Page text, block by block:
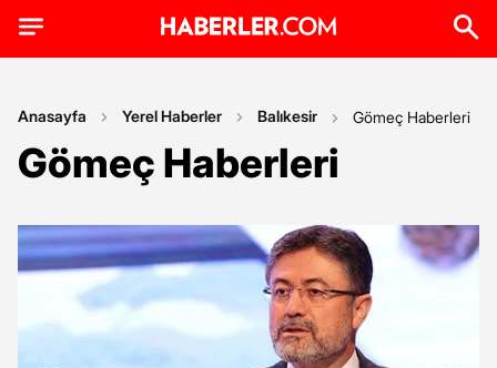
Anasayfa Yerel Haberler Balıkesir Gömeç Haberleri
Gömeç Haberleri